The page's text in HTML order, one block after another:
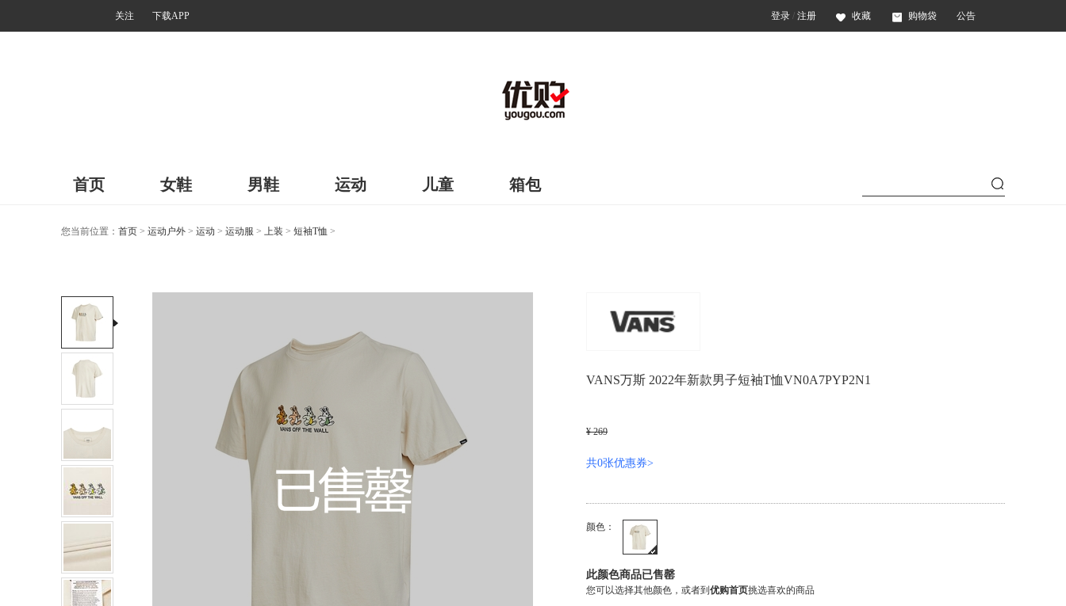
关注 下载APP 登录 / 注册 收藏 购物袋 公告
首页 女鞋 男鞋 运动 儿童 箱包
您当前位置： 首页 > 运动户外 > 运动 > 运动服 > 上装 > 短袖T恤 >
VANS万斯 2022年新款男子短袖T恤VN0A7PYP2N1
¥ 269
共0张优惠券>
颜色：
此颜色商品已售罄
您可以选择其他颜色，或者到 优购首页挑选喜欢的商品